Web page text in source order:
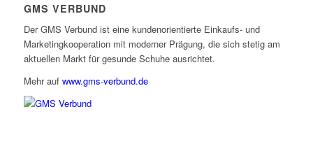
GMS VERBUND
Der GMS Verbund ist eine kundenorientierte Einkaufs- und
Marketingkooperation mit moderner Prägung, die sich stetig am
aktuellen Markt für gesunde Schuhe ausrichtet.
Mehr auf www.gms-verbund.de